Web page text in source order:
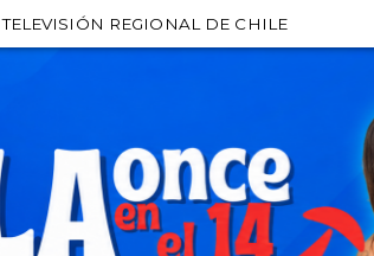
TELEVISIÓN REGIONAL DE CHILE